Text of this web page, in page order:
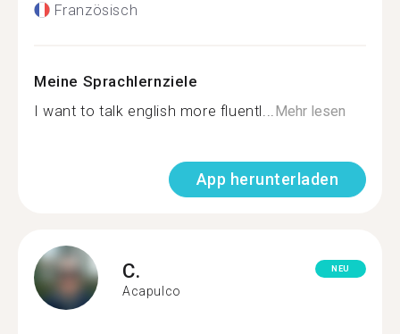
Französisch
Meine Sprachlernziele
I want to talk english more fluentl... Mehr lesen
App herunterladen
C.
Acapulco
NEU